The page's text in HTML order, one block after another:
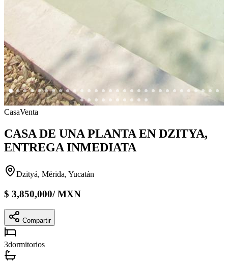
CasaVenta
CASA DE UNA PLANTA EN DZITYA,
ENTREGA INMEDIATA
Dzityá, Mérida, Yucatán
$ 3,850,000/MXN
Compartir
3dormitorios